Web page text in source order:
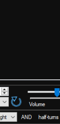
anything on